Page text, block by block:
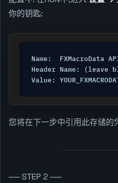
你的钥匙:
Name:  FXMacroData
Header Name: (leave
Value:
您将在下一步中引用此存储的
── STEP 2 ──